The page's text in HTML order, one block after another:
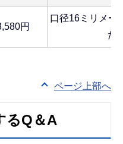
円
口径16ミリメー
た
ページ上部へ
るQ＆A